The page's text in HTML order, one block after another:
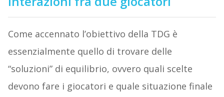
Come accennato l’obiettivo della TDG è
essenzialmente quello di trovare delle
“soluzioni” di equilibrio, ovvero quali scelte
devono fare i giocatori e quale situazione finale